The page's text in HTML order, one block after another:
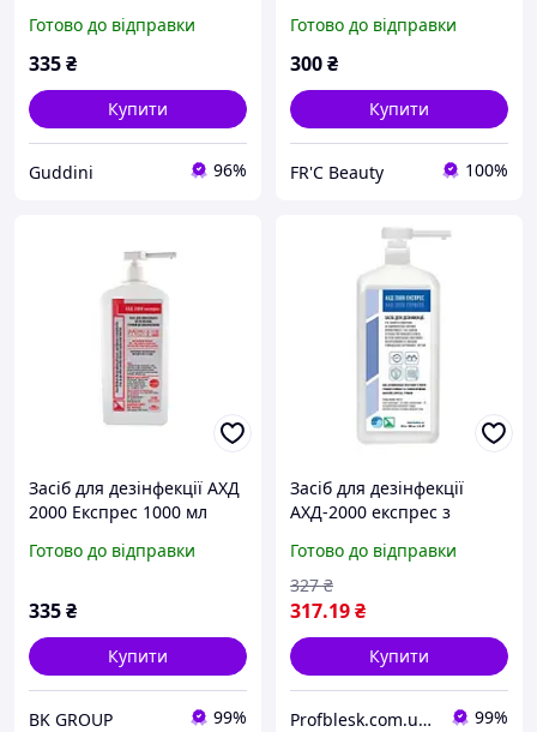
Готово до відправки
335₴
Купити
Guddini 96%
Готово до відправки
300₴
Купити
FR'C Beauty 100%
Засіб для дезінфекції АХД
2000 Експрес 1000 мл
Готово до відправки
335₴
Купити
BK GROUP 99%
Засіб для дезінфекції
АХД-2000 експрес з
Готово до відправки
317.19₴
327 ₴
Купити
Profblesk.com.ua Інтернет-магазин професійної косметики. "Безкоштовна доставка від 1199 грн" 99%